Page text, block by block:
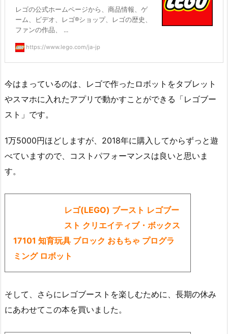
レゴの公式ホームページから、商品情報、ゲ
ーム、ビデオ、レゴ®ショップ、レゴの歴史、
ファンの作品、 ...
https://www.lego.com/ja-jp
今はまっているのは、レゴで作ったロボットをタブレット
やスマホに入れたアプリで動かすことができる「レゴブー
スト」です。
1万5000円ほどしますが、2018年に購入してからずっと遊
べていますので、コストパフォーマンスは良いと思いま
す。
レゴ(LEGO) ブースト レゴブー
スト クリエイティブ・ボックス
17101 知育玩具 ブロック おもちゃ プログラ
ミング ロボット
そして、さらにレゴブーストを楽しむために、長期の休み
にあわせてこの本を買いました。